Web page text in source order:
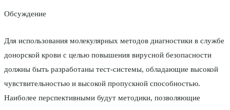
Обсуждение
Для использования молекулярных методов диагностики в службе
донорской крови с целью повышения вирусной безопасности
должны быть разработаны тест-системы, обладающие высокой
чувствительностью и высокой пропускной способностью.
Наиболее перспективными будут методики, позволяющие